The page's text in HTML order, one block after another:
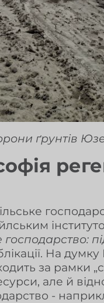
ґрунтів
На
за рамки
але й
-